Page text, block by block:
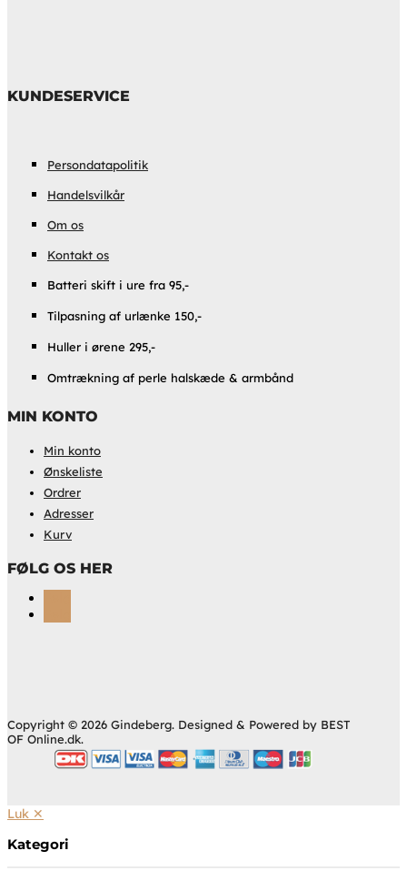
KUNDESERVICE
Persondatapolitik
Handelsvilkår
Om os
Kontakt os
Batteri skift i ure fra 95,-
Tilpasning af urlænke 150,-
Huller i ørene 295,-
Omtrækning af perle halskæde & armbånd
MIN KONTO
Min konto
Ønskeliste
Ordrer
Adresser
Kurv
FØLG OS HER
Copyright © 2026 Gindeberg. Designed & Powered by BEST
OF Online.dk.
Luk ✕
Kategori